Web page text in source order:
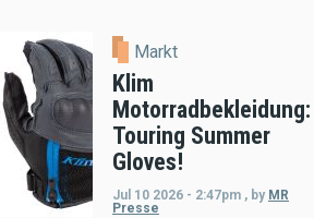
Markt
Klim
Motorradbekleidung:
Touring Summer
Gloves!
Jul 10 2026 - 2:47pm , by MR
Presse